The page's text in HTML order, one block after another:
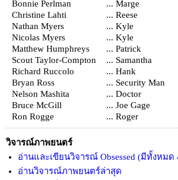
Bonnie Perlman
... Marge
Christine Lahti
... Reese
Nathan Myers
... Kyle
Nicolas Myers
... Kyle
Matthew Humphreys
... Patrick
Scout Taylor-Compton
... Samantha
Richard Ruccolo
... Hank
Bryan Ross
... Security Man
Nelson Mashita
... Doctor
Bruce McGill
... Joe Gage
Ron Rogge
... Roger
วิจารณ์ภาพยนตร์
อ่านและเขียนวิจารณ์ Obsessed (มีทั้งหมด
อ่านวิจารณ์ภาพยนตร์ล่าสุด